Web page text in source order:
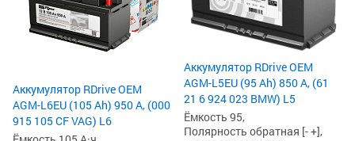
Аккумулятор RDrive OEM
AGM-L6EU (105 Ah) 950 А, (000
915 105 CF VAG) L6
Аккумулятор RDrive OEM
AGM-L5EU (95 Ah) 850 А, (61
21 6 924 023 BMW) L5
Ёмкость 95,
Полярность обратная [- +],